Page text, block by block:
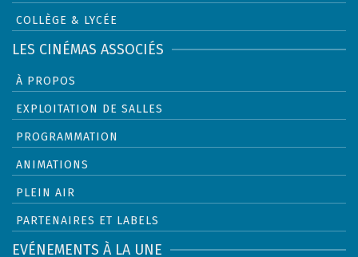
COLLÈGE & LYCÉE
LES CINÉMAS ASSOCIÉS
À PROPOS
EXPLOITATION DE SALLES
PROGRAMMATION
ANIMATIONS
PLEIN AIR
PARTENAIRES ET LABELS
EVÉNEMENTS À LA UNE